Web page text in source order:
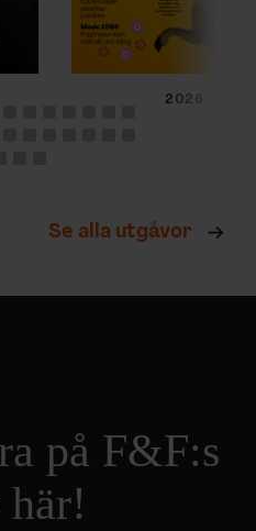
2026/4
Se alla utgåvor
på F&F:s